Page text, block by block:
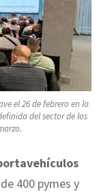
el 26 de febrero en la
del sector de los
400 pymes y